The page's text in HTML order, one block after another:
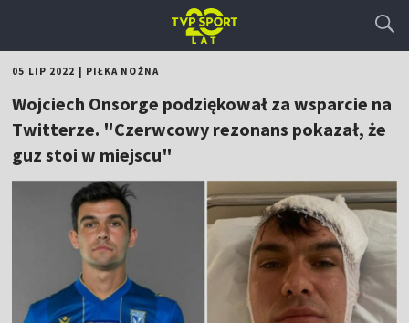
05 LIP 2022 PIŁKA NOŻNA
Wojciech Onsorge podziękował za wsparcie na
Twitterze. "Czerwcowy rezonans pokazał, że
guz stoi w miejscu"